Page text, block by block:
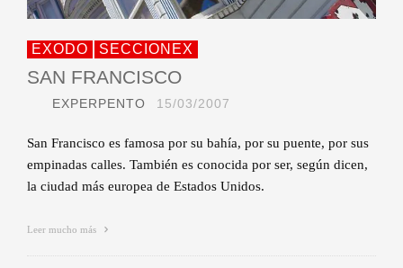
EXODO SECCIONEX
SAN FRANCISCO
EXPERPENTO 15/03/2007
San Francisco es famosa por su bahía, por su puente, por sus
empinadas calles. También es conocida por ser, según dicen,
la ciudad más europea de Estados Unidos.
Leer mucho más